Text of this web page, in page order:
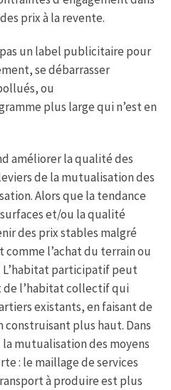
prix à la revente.
un label publicitaire pour
se débarrasser
ou
plus large qui n’est en
améliorer la qualité des
de la mutualisation des
Alors que la tendance
et/ou la qualité
des prix stables malgré
l’achat du terrain ou
participatif peut
l’habitat collectif qui
existants, en faisant de
plus haut. Dans
mutualisation des moyens
: le maillage de services
à produire est plus